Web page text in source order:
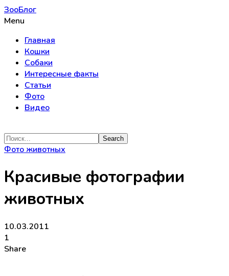
ЗооБлог
Menu
Главная
Кошки
Собаки
Интересные факты
Статьи
Фото
Видео
Фото животных
Красивые фотографии
животных
10.03.2011
1
Share